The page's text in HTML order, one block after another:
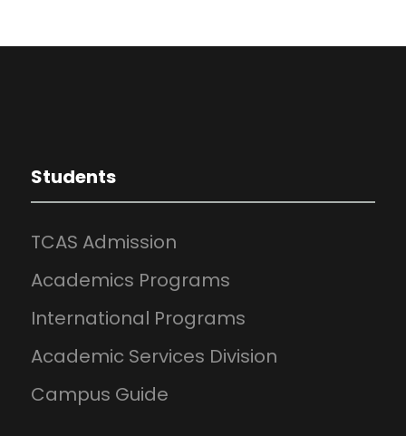
Students
TCAS Admission
Academics Programs
International Programs
Academic Services Division
Campus Guide